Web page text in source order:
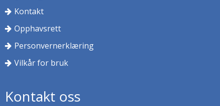
Kontakt
Opphavsrett
Personvernerklæring
Vilkår for bruk
Kontakt oss